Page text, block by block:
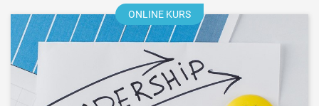
ONLINE KURS